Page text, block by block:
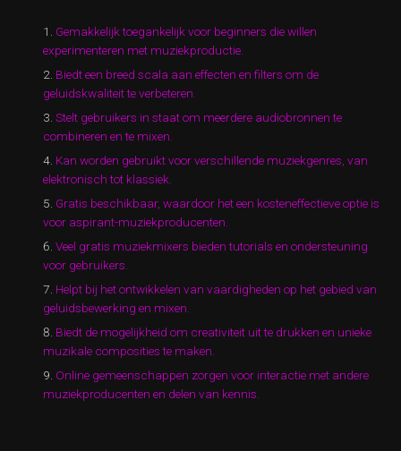
Gemakkelijk toegankelijk voor beginners die willen
experimenteren met muziekproductie.
Biedt een breed scala aan effecten en filters om de
geluidskwaliteit te verbeteren.
Stelt gebruikers in staat om meerdere audiobronnen te
combineren en te mixen.
Kan worden gebruikt voor verschillende muziekgenres, van
elektronisch tot klassiek.
Gratis beschikbaar, waardoor het een kosteneffectieve optie is
voor aspirant-muziekproducenten.
Veel gratis muziekmixers bieden tutorials en ondersteuning
voor gebruikers.
Helpt bij het ontwikkelen van vaardigheden op het gebied van
geluidsbewerking en mixen.
Biedt de mogelijkheid om creativiteit uit te drukken en unieke
muzikale composities te maken.
Online gemeenschappen zorgen voor interactie met andere
muziekproducenten en delen van kennis.